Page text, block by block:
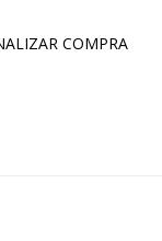
COMPRA